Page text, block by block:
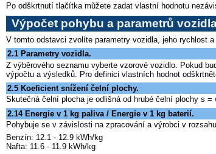
Po odškrtnutí tlačítka můžete zadat vlastní hodnotu
Výpočet pohybu a parametrů
V tomto odstavci zvolíte parametry vozidla, jeho rychlost
2.1 Parametry vozidla.
Z výběrového seznamu vyberte vzorové vozidlo. Pokud
výpočtu a výsledků. Pro definici vlastních hodnot
2.5 Koeficient snížení čelní plochy.
Skutečná čelní plocha je odlišná od hrubé čelní plochy s
2.14 Energie v 1 kg paliva / Energie v 1 kg baterií.
Pohybuje se v závislosti na zpracování a výrobci v
Benzín: 12.1 - 12.9 kWh/kg
Nafta: 11.6 - 11.9 kWh/kg